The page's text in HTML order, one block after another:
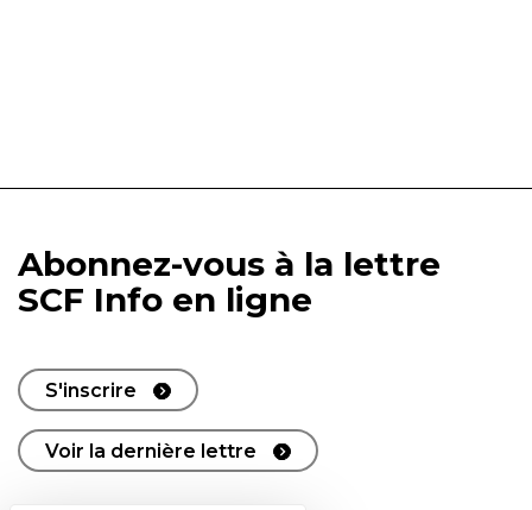
Abonnez-vous à la lettre
SCF Info en ligne
S'inscrire
Voir la dernière lettre